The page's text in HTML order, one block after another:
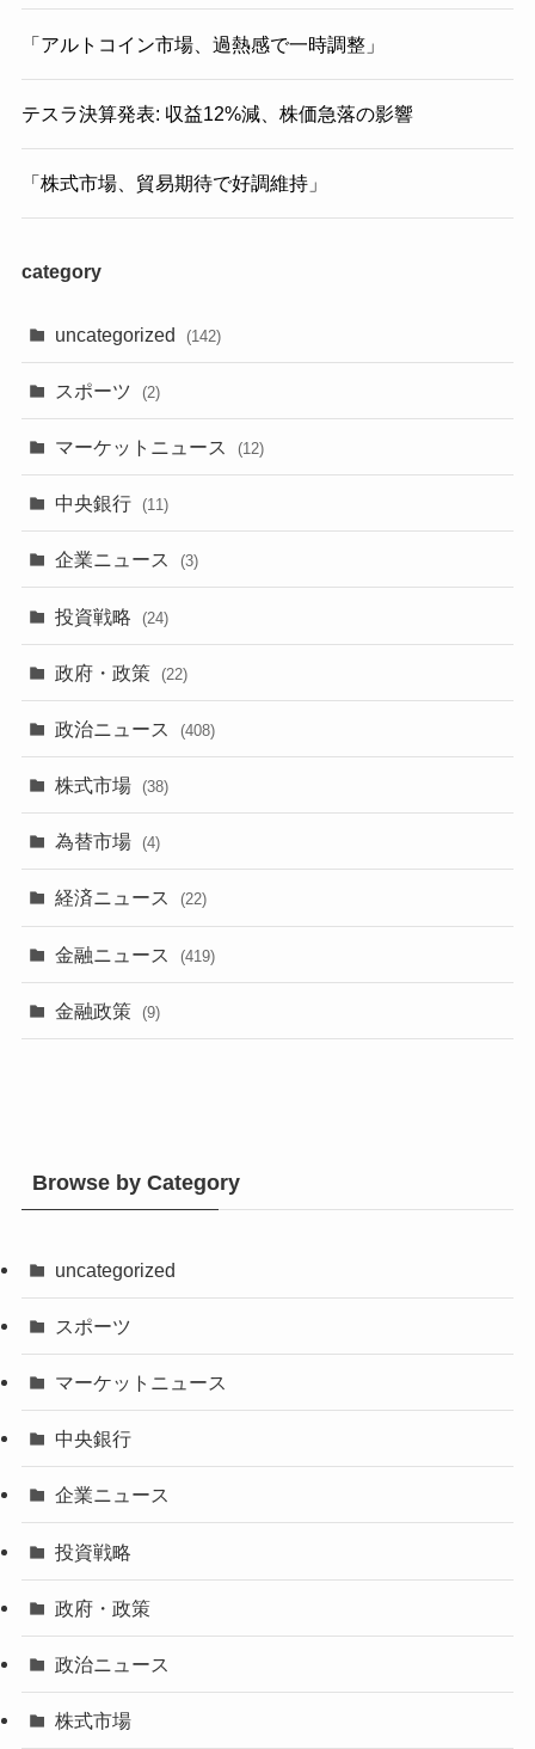
「アルトコイン市場、過熱感で一時調整」
テスラ決算発表: 収益12%減、株価急落の影響
「株式市場、貿易期待で好調維持」
category
uncategorized (142)
スポーツ (2)
マーケットニュース (12)
中央銀行 (11)
企業ニュース (3)
投資戦略 (24)
政府・政策 (22)
政治ニュース (408)
株式市場 (38)
為替市場 (4)
経済ニュース (22)
金融ニュース (419)
金融政策 (9)
Browse by Category
uncategorized
スポーツ
マーケットニュース
中央銀行
企業ニュース
投資戦略
政府・政策
政治ニュース
株式市場